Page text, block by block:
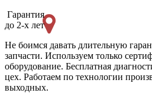
Гарантия
до 2-х лет
Не боимся давать длительную
запчасти. Используем только
оборудование. Бесплатная
цех. Работаем по технологии
выходных.